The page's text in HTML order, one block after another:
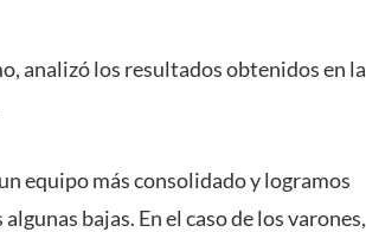
analizó los resultados obtenidos en la
equipo más consolidado y logramos
bajas. En el caso de los varones,